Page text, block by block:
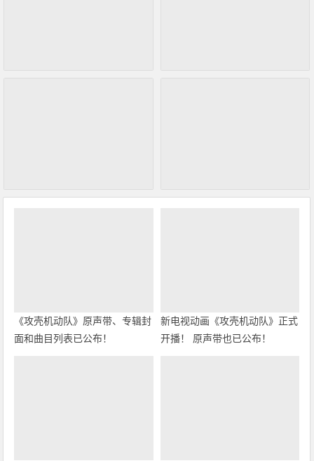
《攻壳机动队》原声带、专辑封
面和曲目列表已公布！
新电视动画《攻壳机动队》正式
开播！ 原声带也已公布！